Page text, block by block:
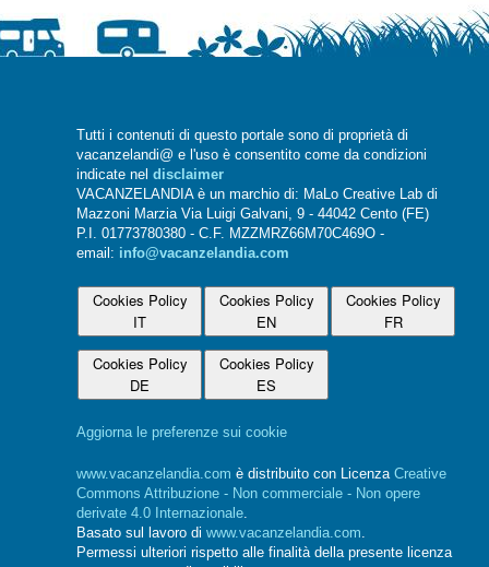
Tutti i contenuti di questo portale sono di proprietà di
vacanzelandi@ e l'uso è consentito come da condizioni
indicate nel disclaimer
VACANZELANDIA è un marchio di: MaLo Creative Lab di
Mazzoni Marzia Via Luigi Galvani, 9 - 44042 Cento (FE)
P.I. 01773780380 - C.F. MZZMRZ66M70C469O -
email: info@vacanzelandia.com
Cookies Policy
IT
Cookies Policy
EN
Cookies Policy
FR
Cookies Policy
DE
Cookies Policy
ES
Aggiorna le preferenze sui cookie
www.vacanzelandia.com è distribuito con Licenza Creative
Commons Attribuzione - Non commerciale - Non opere
derivate 4.0 Internazionale.
Basato sul lavoro di www.vacanzelandia.com.
Permessi ulteriori rispetto alle finalità della presente licenza